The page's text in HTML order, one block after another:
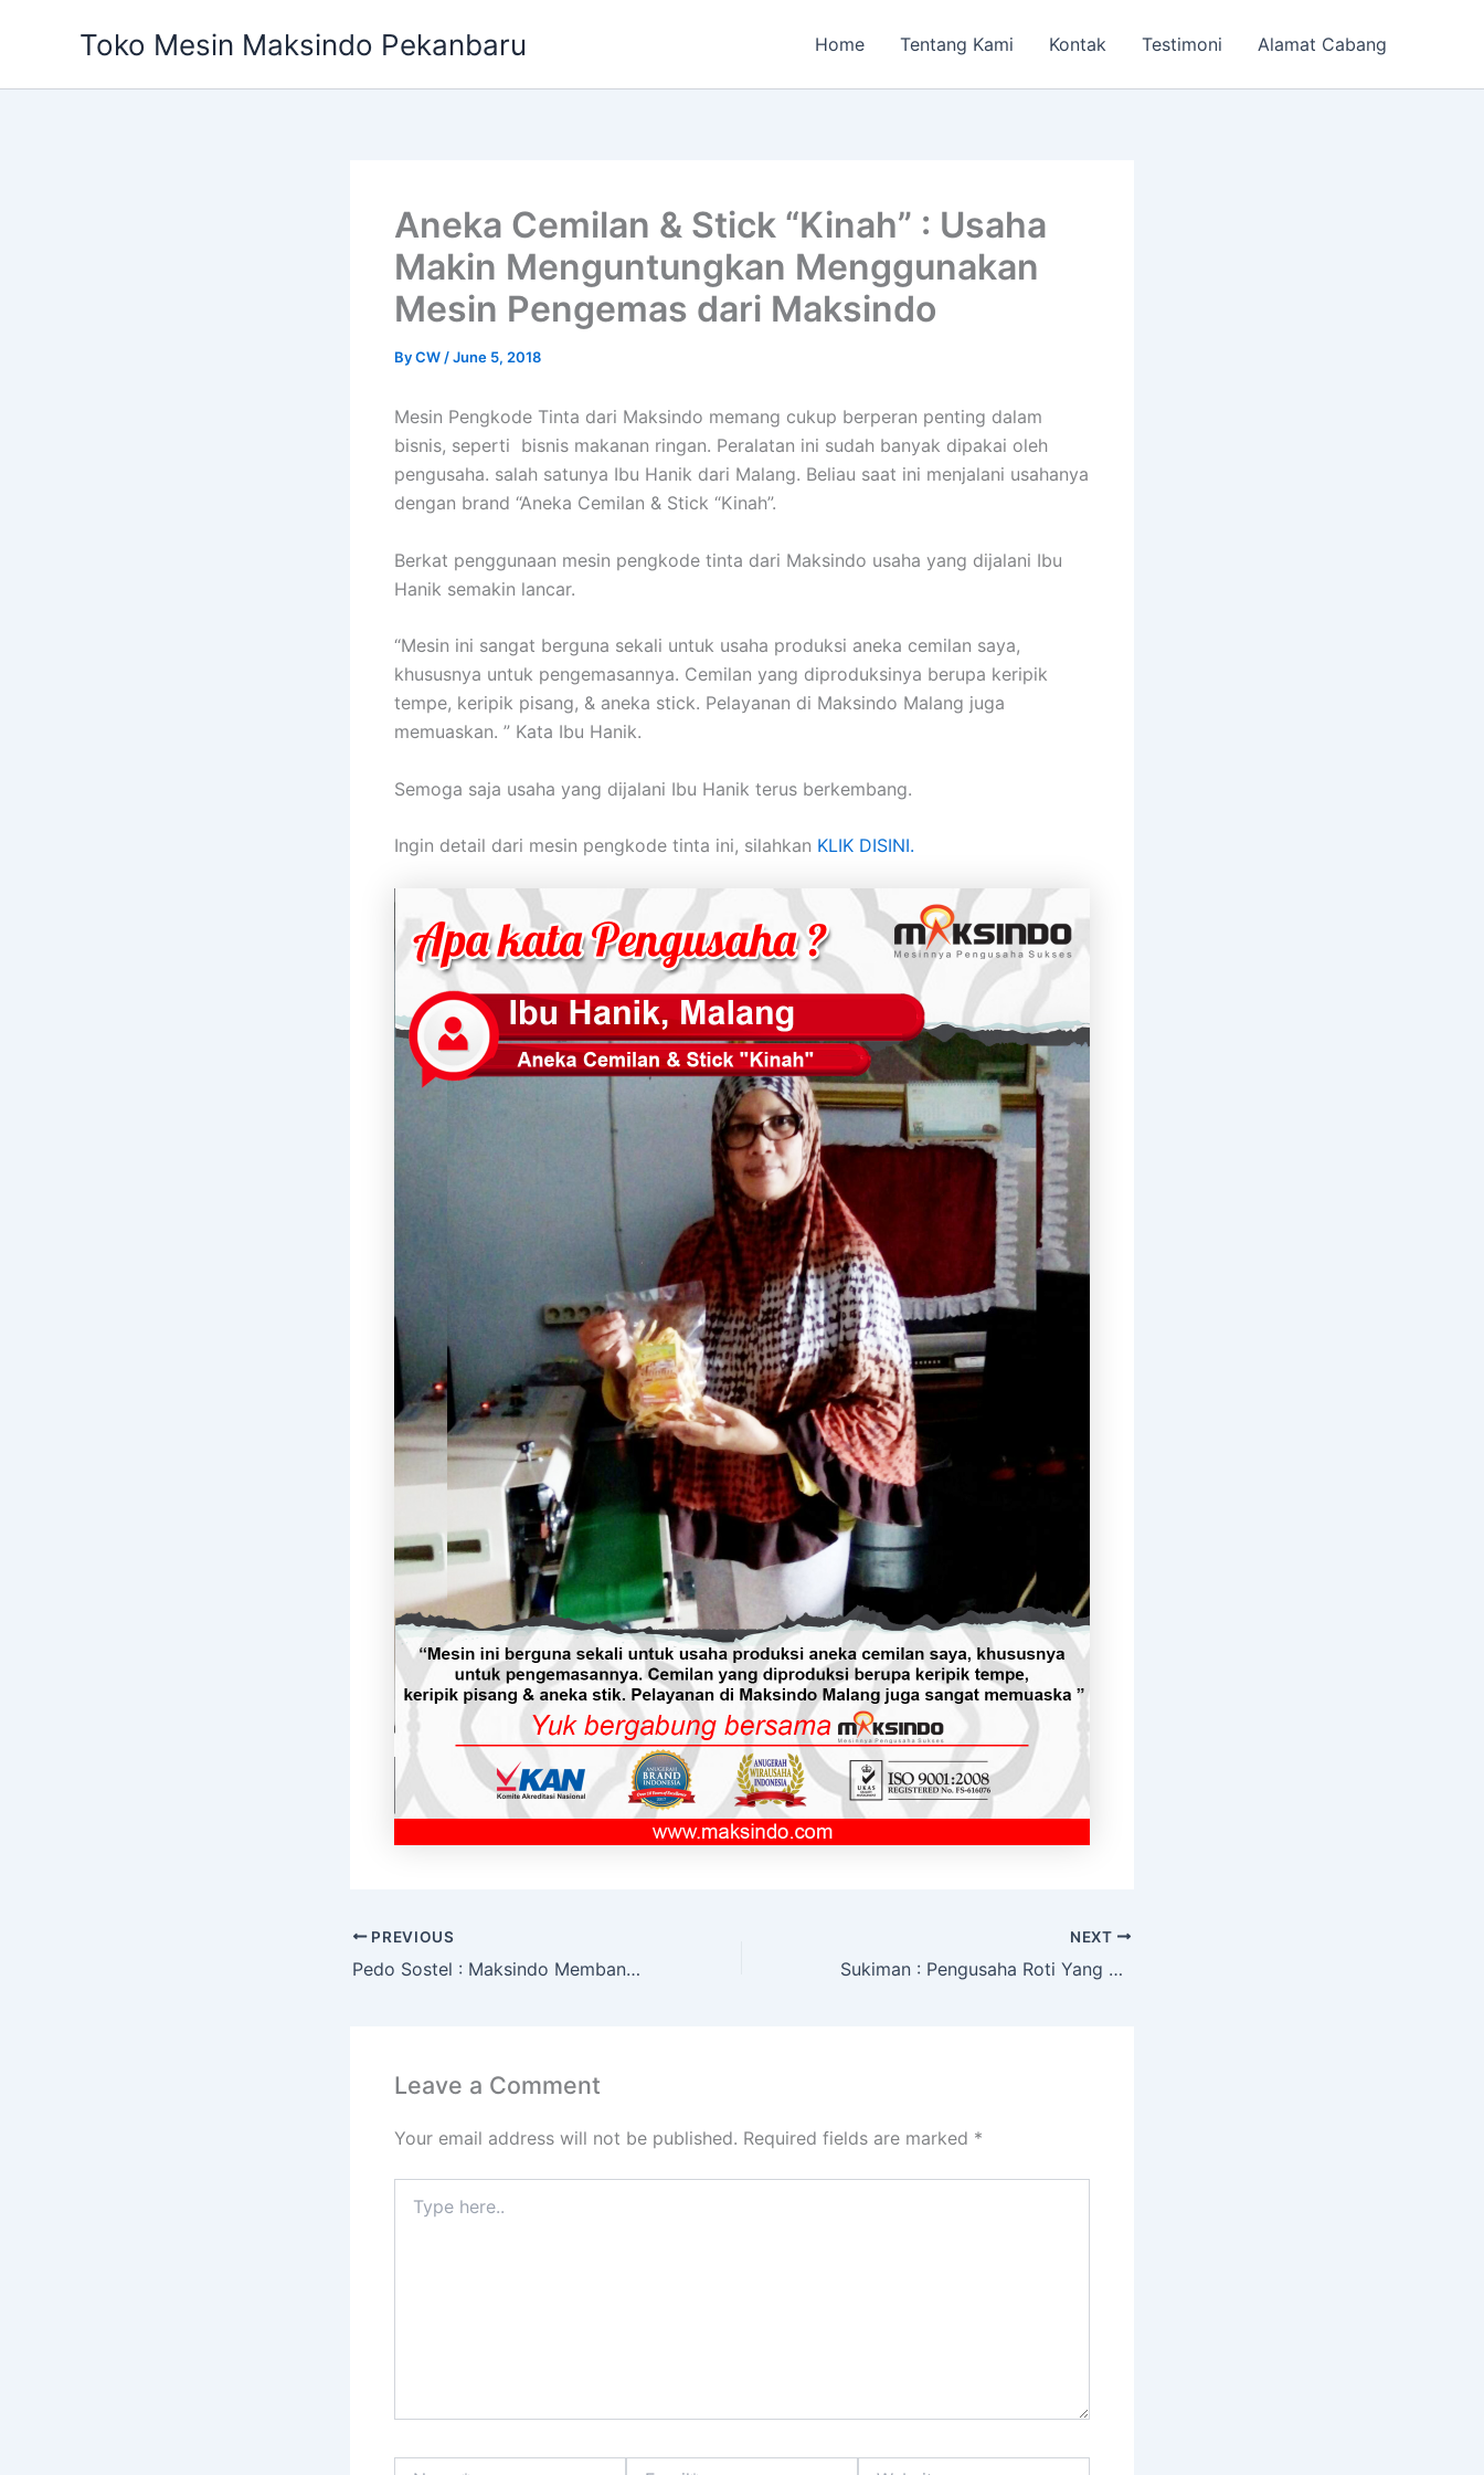
Toko Mesin Maksindo Pekanbaru Home Tentang Kami Kontak Testimoni Alamat Cabang
Aneka Cemilan & Stick “Kinah” : Usaha
Makin Menguntungkan Menggunakan
Mesin Pengemas dari Maksindo
ByCW /June 5, 2018
Mesin Pengkode Tinta dari Maksindo memang cukup berperan penting dalam
bisnis, seperti bisnis makanan ringan. Peralatan ini sudah banyak dipakai oleh
pengusaha. salah satunya Ibu Hanik dari Malang. Beliau saat ini menjalani usahanya
dengan brand “Aneka Cemilan & Stick “Kinah”.
Berkat penggunaan mesin pengkode tinta dari Maksindo usaha yang dijalani Ibu
Hanik semakin lancar.
“Mesin ini sangat berguna sekali untuk usaha produksi aneka cemilan saya,
khususnya untuk pengemasannya. Cemilan yang diproduksinya berupa keripik
tempe, keripik pisang, & aneka stick. Pelayanan di Maksindo Malang juga
memuaskan. ” Kata Ibu Hanik.
Semoga saja usaha yang dijalani Ibu Hanik terus berkembang.
Ingin detail dari mesin pengkode tinta ini, silahkan KLIK DISINI.
PREVIOUS
Pedo Sostel : Maksindo Membantu Pengusaha Kecil Menjadi Sukses
NEXT
Sukiman : Pengusaha Roti Yang Puas Menggunakan Mesin Dari Maksindo
Leave a Comment
Your email address will not be published. Required fields are marked *
here..